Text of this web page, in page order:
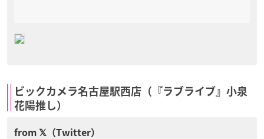
ビックカメラ名古屋駅西店（『ラブライブ』小泉
花陽推し）